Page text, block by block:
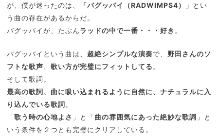
が、僕が迷ったのは、
「バグッバイ（RADWIMPS4）」 とい
う曲の存在があるからだ。
バグッバイが、たぶんラッドの中で一番・・・好き 。
バグッバイという曲は、 超絶シンプルな演奏で、 野田さんのソ
フトな歌声
歌い方が完璧にフィットしてる 。
そして歌詞。
最高の歌詞。 曲に吸い込まれるように自然に、ナチュラルに入
り込んでいる歌詞。
「歌う時の心地よさ 」と「曲の雰囲気にあった絶妙な歌詞 」と
いう条件を２つとも完璧にクリアしている。